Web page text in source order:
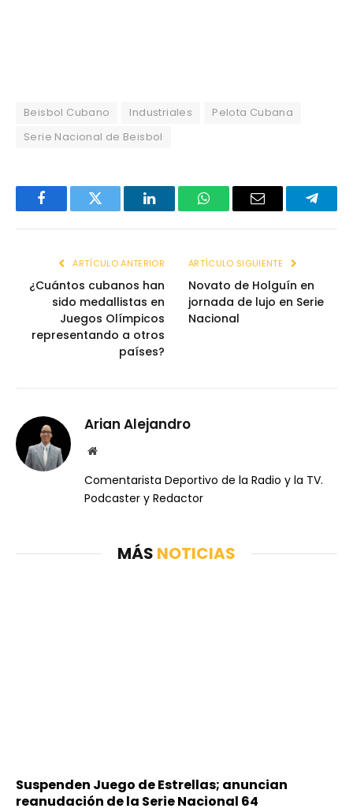
Beisbol Cubano Industriales
Pelota Cubana
Serie Nacional de Beisbol
FacebookTwitter LinkedInWhatsAppEmail
ARTÍCULO ANTERIOR
¿Cuántos cubanos han
sido medallistas en
Juegos Olímpicos
representando a otros
países?
ARTÍCULO SIGUIENTE
Novato de Holguín en
jornada de lujo en Serie
Nacional
Arian Alejandro
Website
Comentarista Deportivo de la Radio y la TV.
Podcaster y Redactor
MÁS NOTICIAS
Suspenden Juego de Estrellas; anuncian
reanudación de la Serie Nacional 64